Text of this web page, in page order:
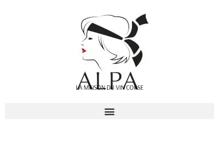
LA MAISON DU VIN CORSE